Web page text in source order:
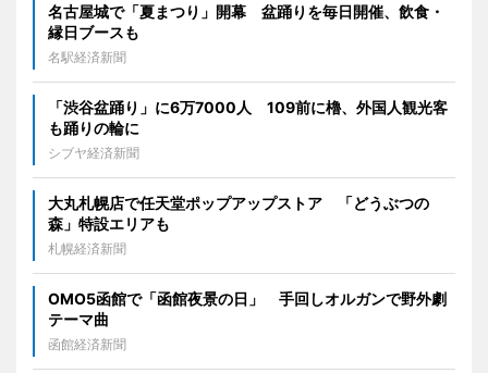
名古屋城で「夏まつり」開幕 盆踊りを毎日開催、飲食・
縁日ブースも
名駅経済新聞
「渋谷盆踊り」に6万7000人 109前に櫓、外国人観光客
も踊りの輪に
シブヤ経済新聞
大丸札幌店で任天堂ポップアップストア 「どうぶつの
森」特設エリアも
札幌経済新聞
OMO5函館で「函館夜景の日」 手回しオルガンで野外劇
テーマ曲
函館経済新聞